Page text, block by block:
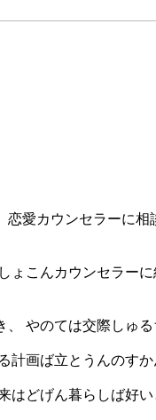
愛カウンセラーに
ょこんカウンセラー
やのては交際しゅ
画ば立とうんのす
はどげん暮らしば好